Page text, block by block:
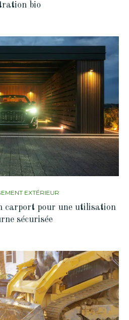
bio
EXTÉRIEUR
carport pour une utilisation
sécurisée